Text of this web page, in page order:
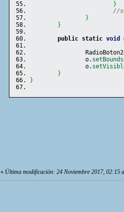
}
//
}
}
public static void
		o.
setBounds
		o.
}
}
«Última modificación: 24 Noviembre 2017, 02:15